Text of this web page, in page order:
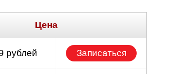
Цена
рублей Записаться